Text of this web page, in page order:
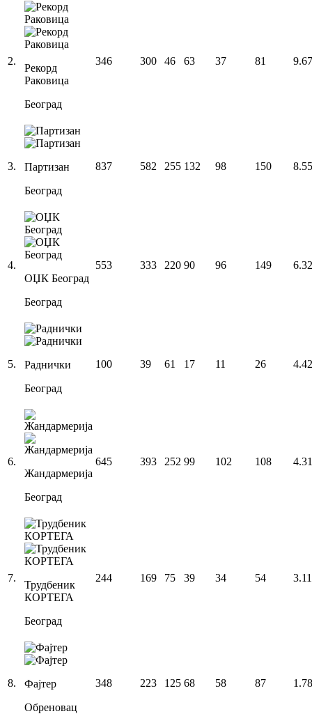
2.
Рекорд
Раковица
Београд
346 300 46 63 37 81
3.
Партизан
Београд
837 582 255 132 98 150
4.
ОЏК Београд
Београд
553 333 220 90 96 149
5.
Раднички
Београд
100 39 61 17 11 26
6.
Жандармерија
Београд
645 393 252 99 102 108
7.
Трудбеник
КОРТЕГА
Београд
244 169 75 39 34 54
8.
Фајтер
Обреновац
348 223 125 68 58 87